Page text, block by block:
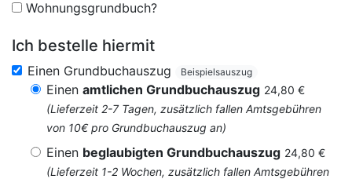
Wohnungsgrundbuch?
Ich bestelle hiermit
Einen Grundbuchauszug Beispielsauszug
Einen amtlichen Grundbuchauszug 24,80 €
(Lieferzeit 2-7 Tagen, zusätzlich fallen Amtsgebühren
von 10€ pro Grundbuchauszug an)
Einen beglaubigten Grundbuchauszug 24,80 €
(Lieferzeit 1-2 Wochen, zusätzlich fallen Amtsgebühren